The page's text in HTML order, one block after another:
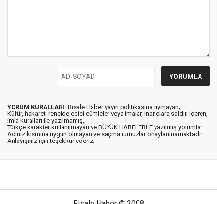
YORUM KURALLARI: Risale Haber yayın politikasına uymayan;
Küfür, hakaret, rencide edici cümleler veya imalar, inançlara saldırı içeren,
imla kuralları ile yazılmamış,
Türkçe karakter kullanılmayan ve BÜYÜK HARFLERLE yazılmış yorumlar
Adınız kısmına uygun olmayan ve saçma rumuzlar onaylanmamaktadır.
Anlayışınız için teşekkür ederiz.